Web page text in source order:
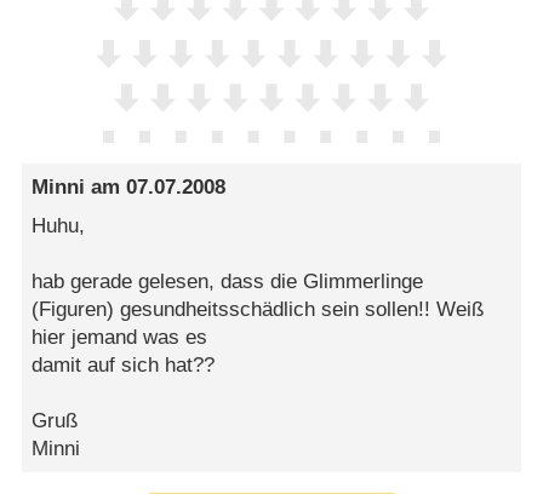
Minni am07.07.2008
Huhu,
hab gerade gelesen, dass die Glimmerlinge
(Figuren) gesundheitsschädlich sein sollen!! Weiß
hier jemand was es
damit auf sich hat??
Gruß
Minni